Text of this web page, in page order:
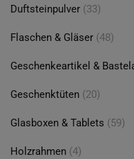
Duftsteinpulver (33)
Flaschen & Gläser (48)
Geschenkeartikel &
Geschenktüten (20)
Glasboxen & Tablets (59)
Holzrahmen (4)